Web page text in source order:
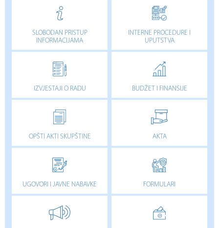
SLOBODAN PRISTUP
INFORMACIJAMA
INTERNE PROCEDURE I
UPUTSTVA
IZVJESTAJI O RADU BUDŽET I FINANSIJE
OPŠTI AKTI SKUPŠTINE AKTA
UGOVORI I JAVNE NABAVKE FORMULARI